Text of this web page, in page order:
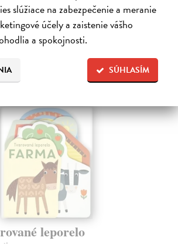
slúžiace na zabezpečenie a meranie
účely a zaistenie vášho
a spokojnosti.
SÚHLASÍM
leporelo